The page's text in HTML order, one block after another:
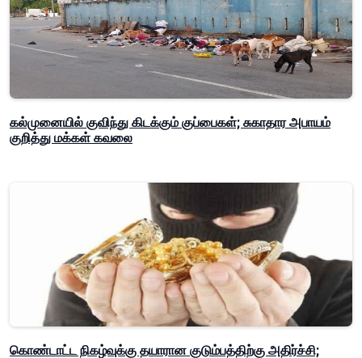
கல்முனையில் குவிந்து கிடக்கும் குப்பைகள்; சுகாதார அபாயம்
குறித்து மக்கள் கவலை
கொண்டாட்ட நிகழ்வுக்கு தயாரான குடும்பத்திற்கு அதிர்ச்சி;